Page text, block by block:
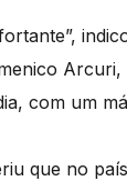
com um
que no